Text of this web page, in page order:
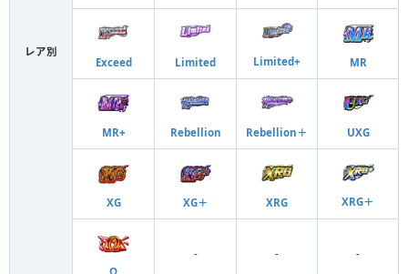
レア別
Exceed Limited Limited+ MR
MR+ Rebellion Rebellion＋ UXG
XG XG＋ XRG XRG＋
- - -